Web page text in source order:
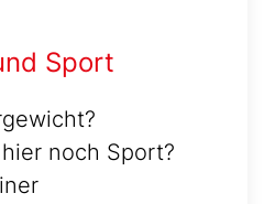
Sport
noch Sport?